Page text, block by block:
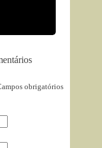
obrigatórios